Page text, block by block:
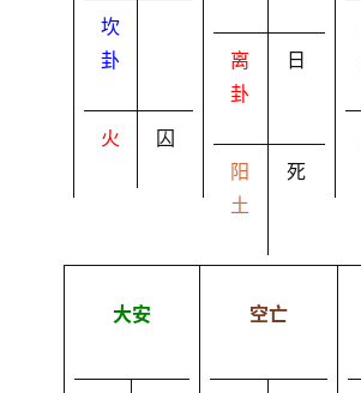
坎
卦
火 囚
离
卦
日
阳
土
死
大安 空亡